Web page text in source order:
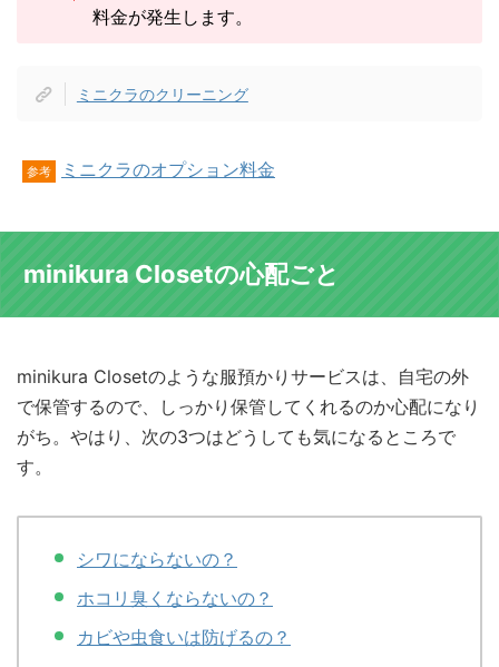
料金が発生します。
ミニクラのクリーニング
参考 ミニクラのオプション料金
minikura Closetの心配ごと
minikura Closetのような服預かりサービスは、自宅の外
で保管するので、しっかり保管してくれるのか心配になり
がち。やはり、次の3つはどうしても気になるところで
す。
シワにならないの？
ホコリ臭くならないの？
カビや虫食いは防げるの？